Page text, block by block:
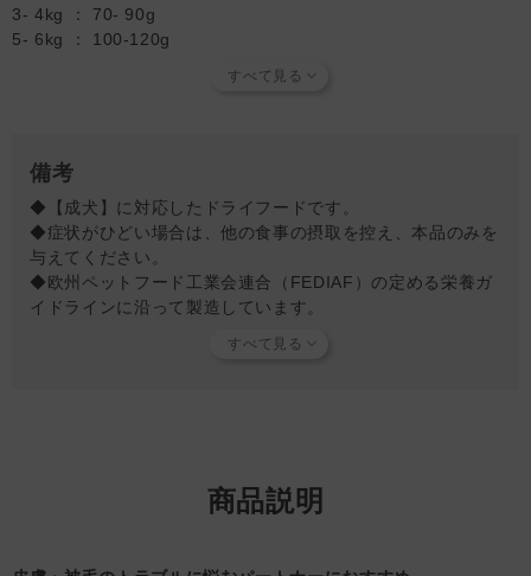
3- 4kg ： 70- 90g
5- 6kg ： 100-120g
17-20kg ： 265-300g
21-25kg ： 310-360g
26-30kg ： 370-410g
31-35kg ： 420-460g
備考
◆【成犬】に対応したドライフードです。
◆症状がひどい場合は、他の食事の摂取を控え、本品のみを
与えてください。
◆欧州ペットフード工業会連合（FEDIAF）の定める栄養ガ
イドラインに沿って製造しています。
やタンパク加水分解処理を行い、フードに起因する食物アレ
の体内の消化分解処理を原料段階で分解処理し、アミノ酸に
商品説明